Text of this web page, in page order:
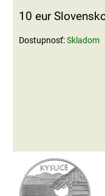
10 eur
Dostupnosť:Skladom